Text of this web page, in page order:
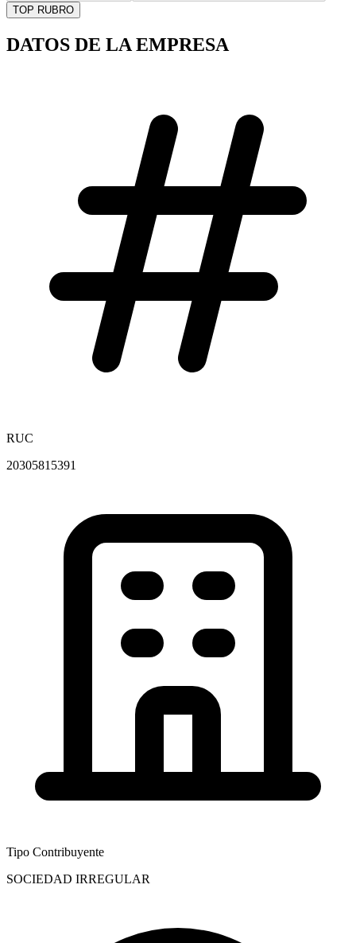
TOP RUBRO
DATOS DE LA EMPRESA
RUC
20305815391
Tipo Contribuyente
SOCIEDAD IRREGULAR